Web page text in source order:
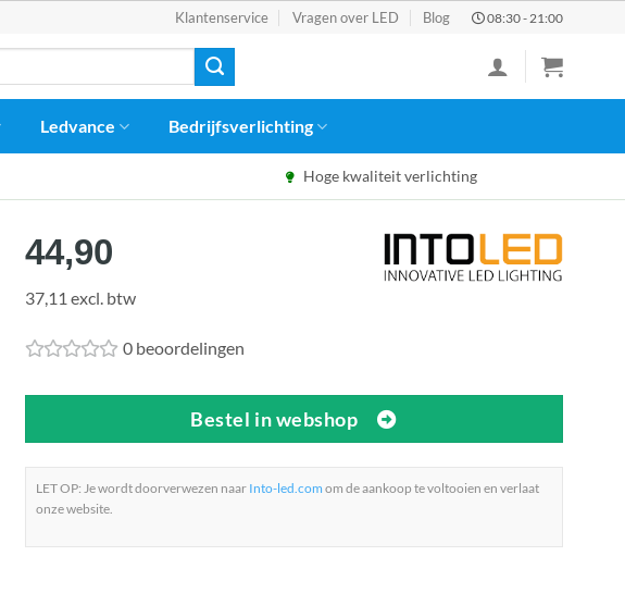
Klantenservice Vragen over LED Blog 08:30 - 21:00
Ledvance Bedrijfsverlichting
Hoge kwaliteit verlichting
44,90
37,11 excl. btw
0 beoordelingen
Bestel in webshop
LET OP: Je wordt doorverwezen naar Into-led.com om de aankoop te voltooien en verlaat
onze website.